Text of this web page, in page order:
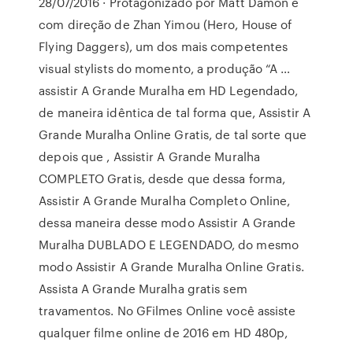
com direção de Zhan Yimou (Hero, House of
Flying Daggers), um dos mais competentes
visual stylists do momento, a produção “A …
assistir A Grande Muralha em HD Legendado,
de maneira idêntica de tal forma que, Assistir A
Grande Muralha Online Gratis, de tal sorte que
depois que , Assistir A Grande Muralha
COMPLETO Gratis, desde que dessa forma,
Assistir A Grande Muralha Completo Online,
dessa maneira desse modo Assistir A Grande
Muralha DUBLADO E LEGENDADO, do mesmo
modo Assistir A Grande Muralha Online Gratis.
Assista A Grande Muralha gratis sem
travamentos. No GFilmes Online você assiste
qualquer filme online de 2016 em HD 480p,